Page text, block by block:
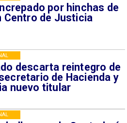
por hinchas de
Centro de Justicia
descarta reintegro de
de Hacienda y
nuevo titular